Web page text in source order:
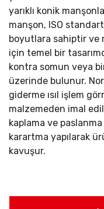
yarıklı konik
manşon, ISO
boyutlara sahiptir ve
için temel bir
kontra somun veya
üzerinde bulunur.
giderme ısıl işlem
malzemeden imal
kaplama ve
karartma yapılarak
kavuşur.